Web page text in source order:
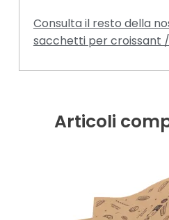
Consulta il resto della
sacchetti per croissant
Articoli